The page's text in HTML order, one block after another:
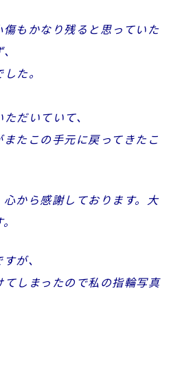
もかなり残ると思っていた
た。
だいていて、
たこの手元に戻ってきたこ
から感謝しております。大
が、
しまったので私の指輪写真